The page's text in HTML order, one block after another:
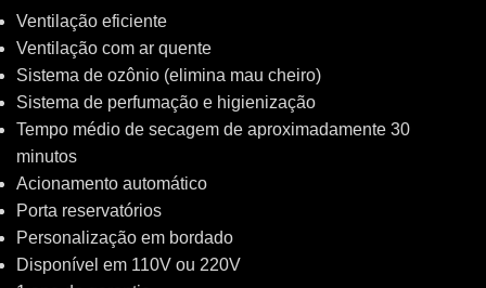
Ventilação eficiente
Ventilação com ar quente
Sistema de ozônio (elimina mau cheiro)
Sistema de perfumação e higienização
Tempo médio de secagem de aproximadamente 30
minutos
Acionamento automático
Porta reservatórios
Personalização em bordado
Disponível em 110V ou 220V